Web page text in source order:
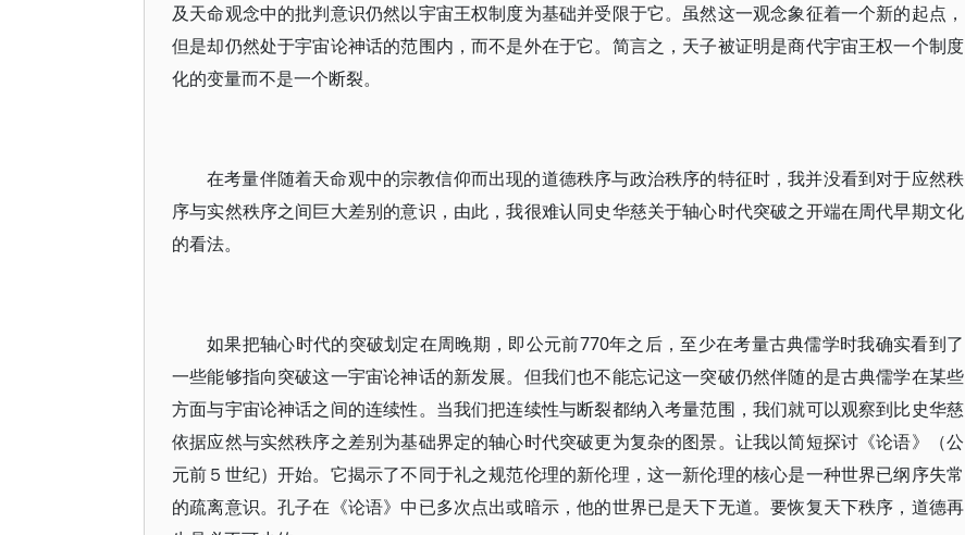
及天命观念中的批判意识仍然以宇宙王权制度为基础并受限于它。虽然这一观念象征着一个新的起点，
但是却仍然处于宇宙论神话的范围内，而不是外在于它。简言之，天子被证明是商代宇宙王权一个制度
化的变量而不是一个断裂。
在考量伴随着天命观中的宗教信仰而出现的道德秩序与政治秩序的特征时，我并没看到对于应然秩
序与实然秩序之间巨大差别的意识，由此，我很难认同史华慈关于轴心时代突破之开端在周代早期文化
的看法。
如果把轴心时代的突破划定在周晚期，即公元前770年之后，至少在考量古典儒学时我确实看到了
一些能够指向突破这一宇宙论神话的新发展。但我们也不能忘记这一突破仍然伴随的是古典儒学在某些
方面与宇宙论神话之间的连续性。当我们把连续性与断裂都纳入考量范围，我们就可以观察到比史华慈
依据应然与实然秩序之差别为基础界定的轴心时代突破更为复杂的图景。让我以简短探讨《论语》（公
元前５世纪）开始。它揭示了不同于礼之规范伦理的新伦理，这一新伦理的核心是一种世界已纲序失常
的疏离意识。孔子在《论语》中已多次点出或暗示，他的世界已是天下无道。要恢复天下秩序，道德再